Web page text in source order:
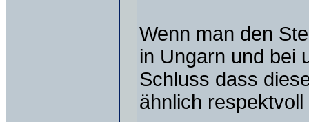
Wenn man den
in Ungarn und bei
Schluss dass
ähnlich